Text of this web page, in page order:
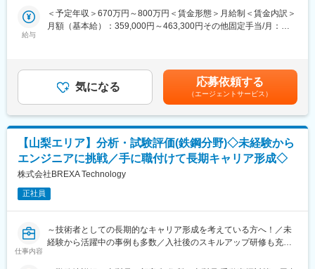
ります。また、例えば子供の事情で急な休みを余儀なくされた時
も、皆快くフォローしてくれる環境があります。
ます。入社後は座学による知識の習得を行い、ロールプレイング
研修を経て、本格的な業務を行っていただきます。慣れないうち
は先輩社員がついて随時フォローしますので安心してご入社いた
変更の範囲：会社の定める業務
上げ・海外拠点支援業務などを計画立案から実行までリーダーと
してご対応いただきます。
■案件事例：
・BEV車両搭載用電池製造ラインの開発業務
・次世代自動車に必須◎電池生産技術のエンジニア
・パワー半導体の新規生産ライン開発における生産技術業務
・自動車電子製品の生産技術業務、海外支援
・新規開発インバータに関する生産設備の工程設計業務
・EV用モータ開発における生産技術工程設計
■会社の特徴：
給与
＜予定年収＞670万円～800万円＜賃金形態＞月給制＜賃金内訳＞
月額（基本給）：359,000円～463,300円その他固定手当/月：
の金額であり、選考を通じて上下する可能性があります。月給(月
額)は固定手当を含めた表記です。
気になる 応募依頼する
（エージェントサービス）
【山梨エリア】分析・試験評価(鉄鋼分野)◇未経験から
エンジニアに挑戦／手に職付けて長期キャリア形成◇
株式会社BREXA Technology
正社員
仕事内容
～技術者としての長期的なキャリア形成を考えている方へ！／未
経験から活躍中の事例も多数／入社後のスキルアップ研修も充実